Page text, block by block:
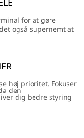
for at gøre
også supernemt at
høj prioritet. Fokuser
den
dig bedre styring